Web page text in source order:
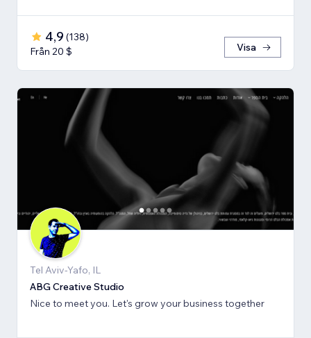
4,9 (138)
Från 20 $
Visa
Tel Aviv-Yafo, IL
ABG Creative Studio
Nice to meet you. Let's grow your business together